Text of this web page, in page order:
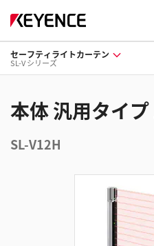
セーフティライトカーテン
SL-V シリーズ
本体 汎用タイ
SL-V12H